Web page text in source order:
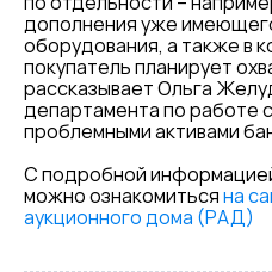
дополнения уже
оборудования, а также в
покупатель планирует
рассказывает Ольга
департамента по работе
проблемными активами
С подробной
можно ознакомитьсяна
аукционного дома (РАД)